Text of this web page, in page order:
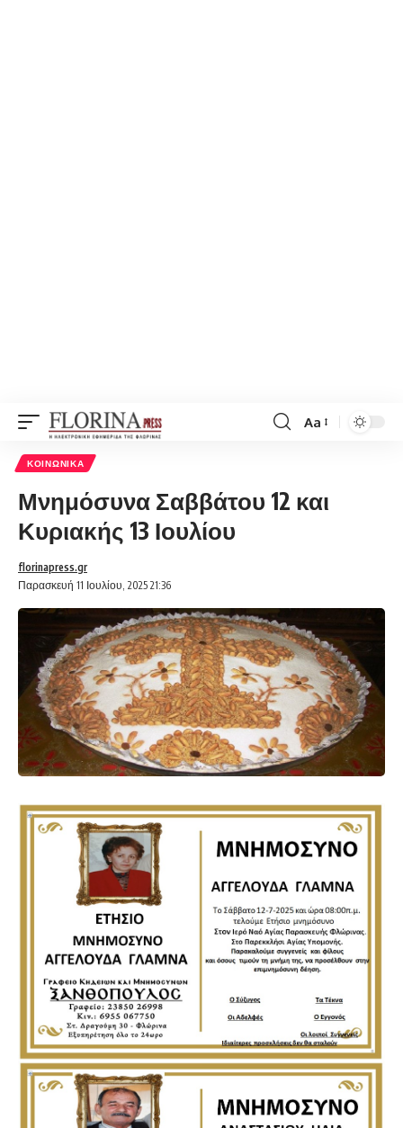
Font
Aa
ΚΟΙΝΩΝΙΚΆ
Μνημόσυνα Σαββάτου 12 και
Κυριακής 13 Ιουλίου
Παρασκευή 11 Ιουλίου, 2025 21:36
florinapress.gr